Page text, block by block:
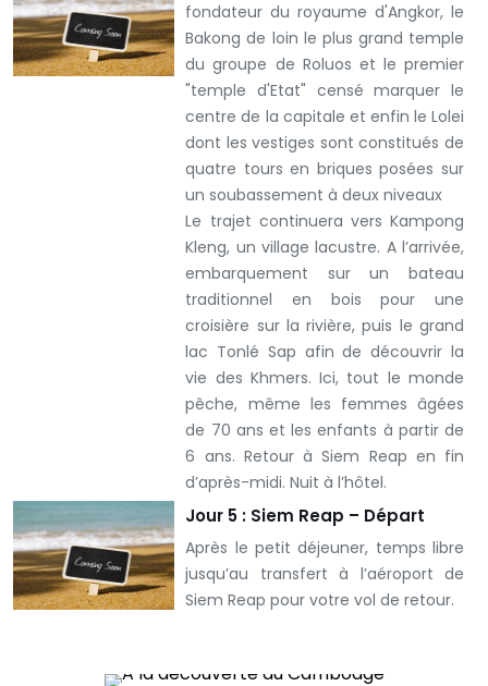
fondateur du royaume d'Angkor, le
Bakong de loin le plus grand temple
du groupe de Roluos et le premier
"temple d'Etat" censé marquer le
centre de la capitale et enfin le Lolei
dont les vestiges sont constitués de
quatre tours en briques posées sur
un soubassement à deux niveaux
Le trajet continuera vers Kampong
Kleng, un village lacustre. A l’arrivée,
embarquement sur un bateau
traditionnel en bois pour une
croisière sur la rivière, puis le grand
lac Tonlé Sap afin de découvrir la
vie des Khmers. Ici, tout le monde
pêche, même les femmes âgées
de 70 ans et les enfants à partir de
6 ans. Retour à Siem Reap en fin
d’après-midi. Nuit à l’hôtel.
Jour 5 : Siem Reap – Départ
Après le petit déjeuner, temps libre
jusqu’au transfert à l’aéroport de
Siem Reap pour votre vol de retour.